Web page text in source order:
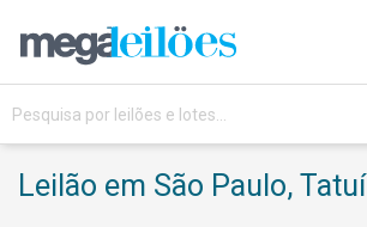
Leilão em São Paulo, Tatuí